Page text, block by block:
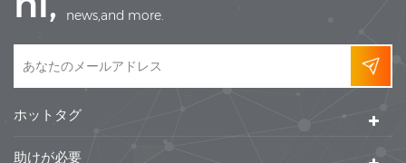
news,and more.
ホットタグ
助けが必要